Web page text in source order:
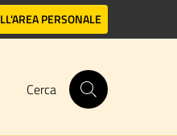
PERSONALE
Cerca